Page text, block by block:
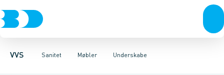
VVS Sanitet
Rør & fittingsPressfittings & rørKuglehaner & ventiler
Møbler
Toiletter, sæder og cisterner VaskeArmaturer
Underskabe
Møbelsæt & pakkerUnderskabeHøjskabe